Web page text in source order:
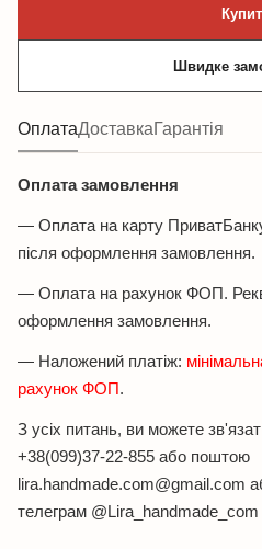
фурнітури
LUX
кількість
Швидке
ОплатаДоставкаГарантія
Оплата замовлення
— Оплата на карту
після оформлення замовлення.
— Оплата на рахунок ФОП.
оформлення замовлення.
— Наложений платіж:
рахунок ФОП.
З усіх питань, ви можете
+38(099)37-22-855 або поштою
lira.handmade.com@gmail.com
телеграм @Lira_handmade_com